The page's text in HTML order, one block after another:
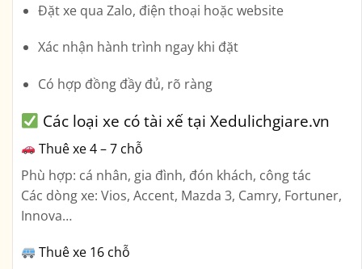
Đặt xe qua Zalo, điện thoại hoặc website
Xác nhận hành trình ngay khi đặt
Có hợp đồng đầy đủ, rõ ràng
Các loại xe có tài xế tại Xedulichgiare.vn
Thuê xe 4 – 7 chỗ
Phù hợp: cá nhân, gia đình, đón khách, công tác
Các dòng xe: Vios, Accent, Mazda 3, Camry, Fortuner,
Innova…
Thuê xe 16 chỗ